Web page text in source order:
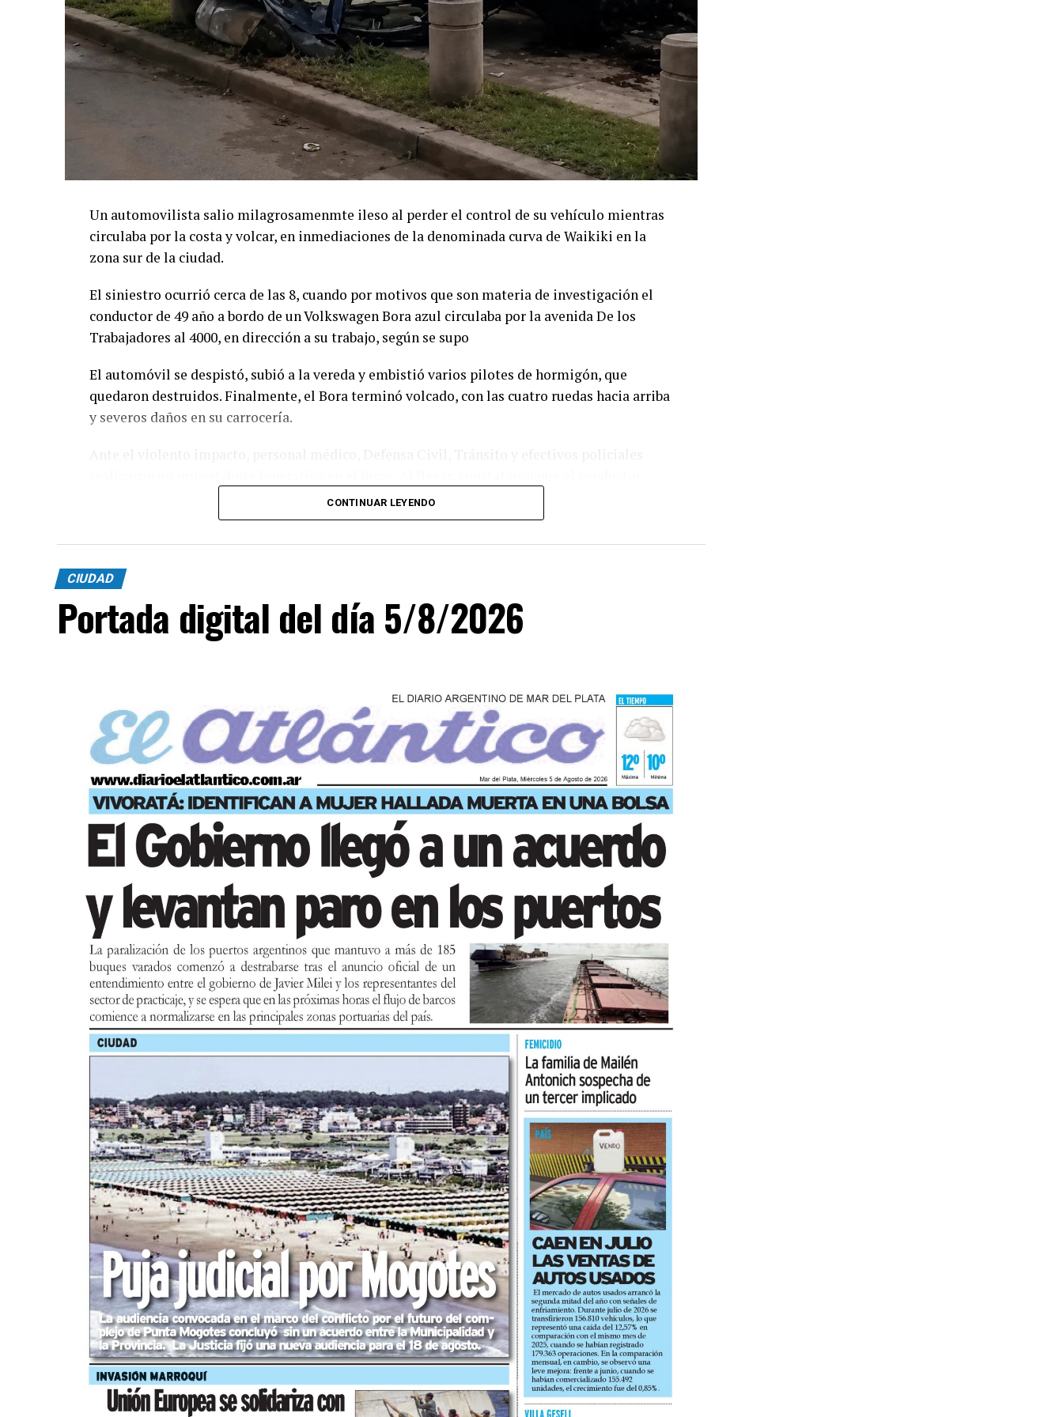
Un automovilista salio milagrosamenmte ileso al perder el control de su vehículo mientras
circulaba por la costa y volcar, en inmediaciones de la denominada curva de Waikiki en la
zona sur de la ciudad.
El siniestro ocurrió cerca de las 8, cuando por motivos que son materia de investigación el
conductor de 49 año a bordo de un Volkswagen Bora azul circulaba por la avenida De los
Trabajadores al 4000, en dirección a su trabajo, según se supo
El automóvil se despistó, subió a la vereda y embistió varios pilotes de hormigón, que
quedaron destruidos. Finalmente, el Bora terminó volcado, con las cuatro ruedas hacia arriba
y severos daños en su carrocería.
había logrado salir del vehículo y no presentaba lesiones.
CONTINUAR LEYENDO
CIUDAD
Portada digital del día 5/8/2026